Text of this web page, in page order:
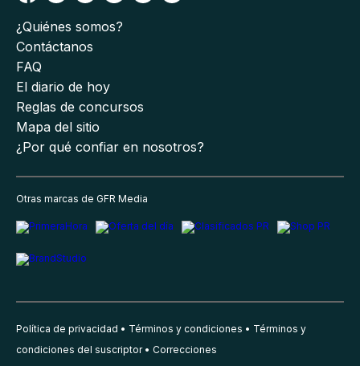
¿Quiénes somos?
Contáctanos
FAQ
El diario de hoy
Reglas de concursos
Mapa del sitio
¿Por qué confiar en nosotros?
Otras marcas de GFR Media
Política de privacidad Términos y condiciones
Términos y
condiciones del suscriptor
Correcciones